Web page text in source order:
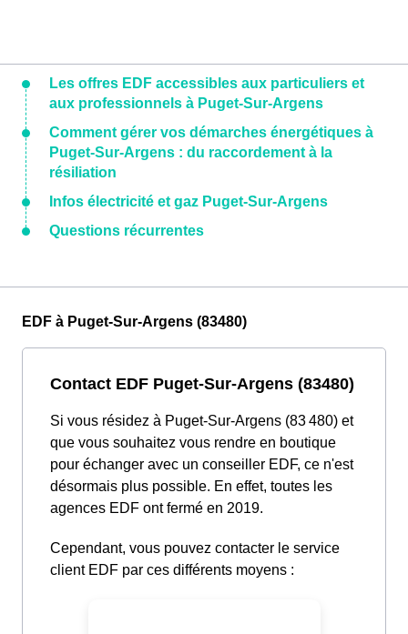
Les offres EDF accessibles aux particuliers et
aux professionnels à Puget-Sur-Argens
Comment gérer vos démarches énergétiques à
Puget-Sur-Argens : du raccordement à la
résiliation
Infos électricité et gaz Puget-Sur-Argens
Questions récurrentes
EDF à Puget-Sur-Argens (83480)
Contact EDF Puget-Sur-Argens (83480)
Si vous résidez à Puget-Sur-Argens (83 480) et
que vous souhaitez vous rendre en boutique
pour échanger avec un conseiller EDF, ce n'est
désormais plus possible. En effet, toutes les
agences EDF ont fermé en 2019.
Cependant, vous pouvez contacter le service
client EDF par ces différents moyens :